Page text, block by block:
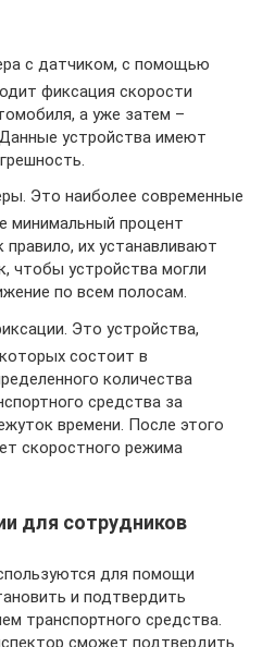
с датчиком, с помощью
фиксация скорости
а уже затем –
устройства имеют
Это наиболее современные
минимальный процент
правило, их устанавливают
чтобы устройства могли
по всем полосам.
Это устройства,
состоит в
количества
средства за
времени. После этого
скоростного режима
для сотрудников
для помощи
и подтвердить
транспортного средства.
сможет подтвердить